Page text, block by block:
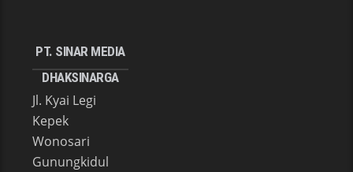
PT. SINAR MEDIA
DHAKSINARGA
Jl. Kyai Legi
Kepek
Wonosari
Gunungkidul